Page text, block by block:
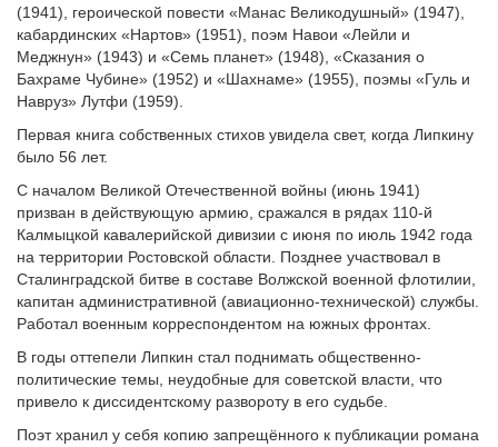
(1941), героической повести «Манас Великодушный» (1947),
кабардинских «Нартов» (1951), поэм Навои «Лейли и
Меджнун» (1943) и «Семь планет» (1948), «Сказания о
Бахраме Чубине» (1952) и «Шахнаме» (1955), поэмы «Гуль и
Навруз» Лутфи (1959).
Первая книга собственных стихов увидела свет, когда Липкину
было 56 лет.
С началом Великой Отечественной войны (июнь 1941)
призван в действующую армию, сражался в рядах 110-й
Калмыцкой кавалерийской дивизии с июня по июль 1942 года
на территории Ростовской области. Позднее участвовал в
Сталинградской битве в составе Волжской военной флотилии,
капитан административной (авиационно-технической) службы.
Работал военным корреспондентом на южных фронтах.
В годы оттепели Липкин стал поднимать общественно-
политические темы, неудобные для советской власти, что
привело к диссидентскому развороту в его судьбе.
Поэт хранил у себя копию запрещённого к публикации романа